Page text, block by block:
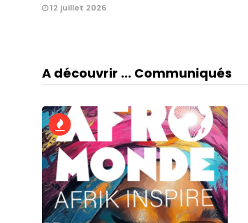
12 juillet 2026
A découvrir ... Communiqués